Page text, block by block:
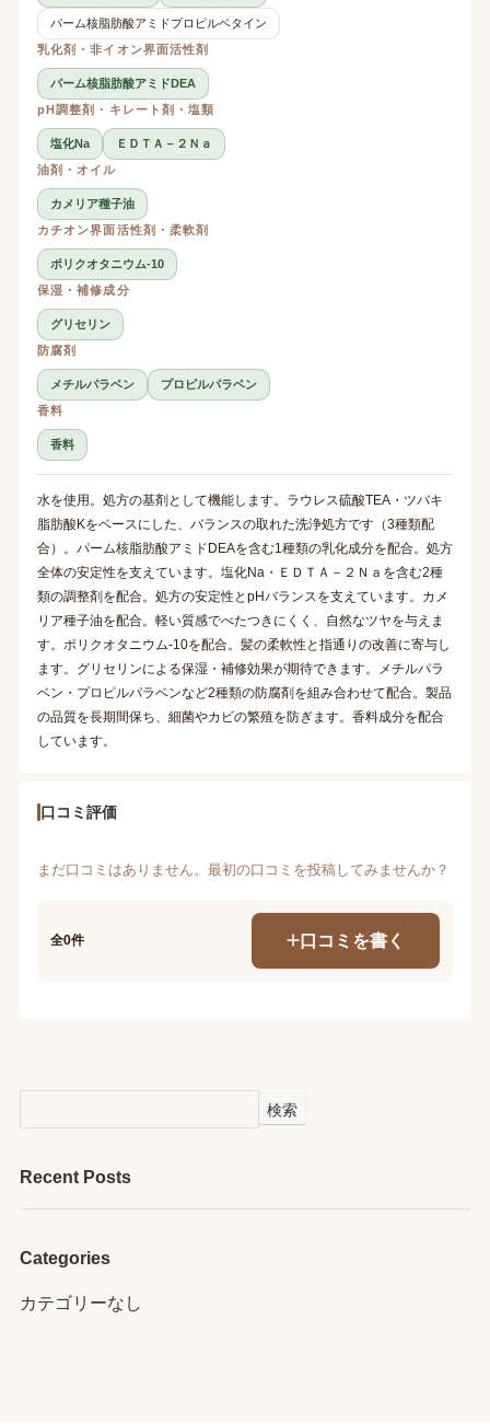
パーム核脂肪酸アミドプロピルベタイン
乳化剤・非イオン界面活性剤
パーム核脂肪酸アミドDEA
pH調整剤・キレート剤・塩類
塩化Na
ＥＤＴＡ－２Ｎａ
油剤・オイル
カメリア種子油
カチオン界面活性剤・柔軟剤
ポリクオタニウム-10
保湿・補修成分
グリセリン
防腐剤
メチルパラベン
プロピルパラベン
香料
香料
水を使用。処方の基剤として機能します。ラウレス硫酸TEA・ツバキ
脂肪酸Kをベースにした、バランスの取れた洗浄処方です（3種類配
合）。パーム核脂肪酸アミドDEAを含む1種類の乳化成分を配合。処方
全体の安定性を支えています。塩化Na・ＥＤＴＡ－２Ｎａを含む2種
類の調整剤を配合。処方の安定性とpHバランスを支えています。カメ
リア種子油を配合。軽い質感でべたつきにくく、自然なツヤを与えま
す。ポリクオタニウム-10を配合。髪の柔軟性と指通りの改善に寄与し
ます。グリセリンによる保湿・補修効果が期待できます。メチルパラ
ベン・プロピルパラベンなど2種類の防腐剤を組み合わせて配合。製品
の品質を長期間保ち、細菌やカビの繁殖を防ぎます。香料成分を配合
しています。
口コミ評価
まだ口コミはありません。最初の口コミを投稿してみませんか？
全0件 口コミを書く
検索
Recent Posts
Categories
カテゴリーなし